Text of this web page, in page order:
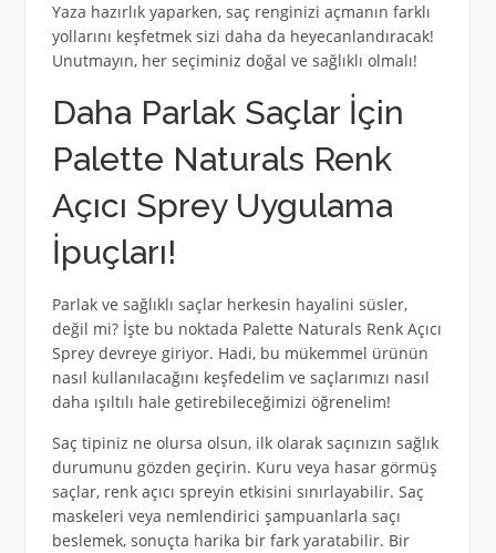
Yaza hazırlık yaparken, saç renginizi açmanın farklı
yollarını keşfetmek sizi daha da heyecanlandıracak!
Unutmayın, her seçiminiz doğal ve sağlıklı olmalı!
Daha Parlak Saçlar İçin
Palette Naturals Renk
Açıcı Sprey Uygulama
İpuçları!
Parlak ve sağlıklı saçlar herkesin hayalini süsler,
değil mi? İşte bu noktada Palette Naturals Renk Açıcı
Sprey devreye giriyor. Hadi, bu mükemmel ürünün
nasıl kullanılacağını keşfedelim ve saçlarımızı nasıl
daha ışıltılı hale getirebileceğimizi öğrenelim!
Saç tipiniz ne olursa olsun, ilk olarak saçınızın sağlık
durumunu gözden geçirin. Kuru veya hasar görmüş
saçlar, renk açıcı spreyin etkisini sınırlayabilir. Saç
maskeleri veya nemlendirici şampuanlarla saçı
beslemek, sonuçta harika bir fark yaratabilir. Bir